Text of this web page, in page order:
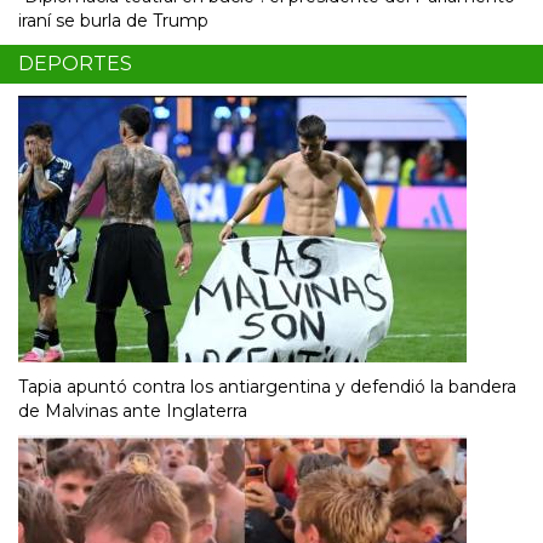
iraní se burla de Trump
DEPORTES
Tapia apuntó contra los antiargentina y defendió la bandera
de Malvinas ante Inglaterra